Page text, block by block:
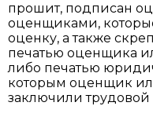
прошит, подписан
оценщиками,
оценку, а также
печатью оценщика
либо печатью
которым оценщик
заключили трудовой